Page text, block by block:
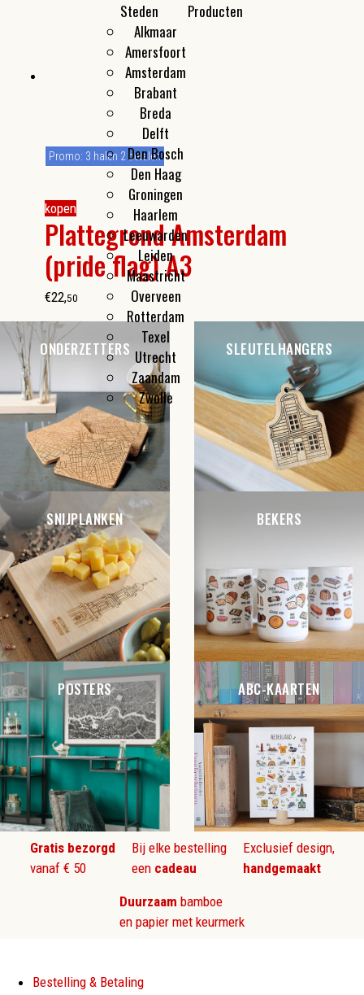
Kleine cadeautjes
Flesopeners
Make-up spiegeltjes
Steden
Alkmaar
Amersfoort
Amsterdam
Brabant
Breda
Delft
Den Bosch
Den Haag
Groningen
Haarlem
Leeuwarden
Leiden
Maastricht
Overveen
Rotterdam
Texel
Utrecht
Zaandam
Zwolle
Producten
kopen
Plattegrond Amsterdam
(pride flag) A3
Promo: 3 halen 2 betalen
€22,50
ONDERZETTERS SLEUTELHANGERS
SNIJPLANKEN BEKERS
POSTERS ABC-KAARTEN
Gratis bezorgd
vanaf € 50
Bij elke bestelling
een cadeau
Exclusief design,
handgemaakt
Duurzaam bamboe
en papier met keurmerk
Bestelling & Betaling